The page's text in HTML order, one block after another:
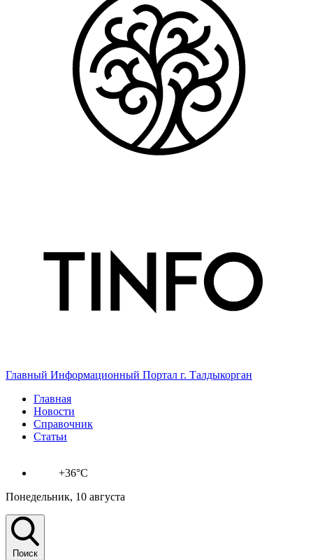
Главный Информационный Портал г. Талдыкорган
Главная
Новости
Справочник
Статьи
+36°C
Понедельник, 10 августа
Поиск